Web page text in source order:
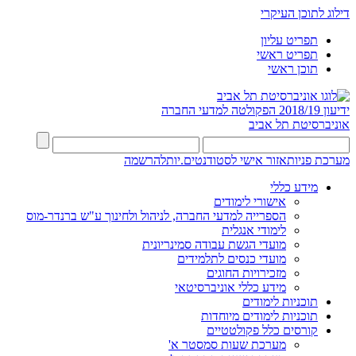
דילוג לתוכן העיקרי
תפריט עליון
תפריט ראשי
תוכן ראשי
ידיעון 2018/19
הפקולטה למדעי החברה
אוניברסיטת תל אביב
מערכת פניותאזור אישי לסטודנטים.יותלהרשמה
מידע כללי
אישורי לימודים
הספרייה למדעי החברה, לניהול ולחינוך ע"ש ברנדר-מוס
לימודי אנגלית
מועדי הגשת עבודה סמינריונית
מועדי כנסים לתלמידים
מזכירויות החוגים
מידע כללי אוניברסיטאי
תוכניות לימודים
תוכניות לימודים מיוחדות
קורסים כלל פקולטטיים
מערכת שעות סמסטר א'